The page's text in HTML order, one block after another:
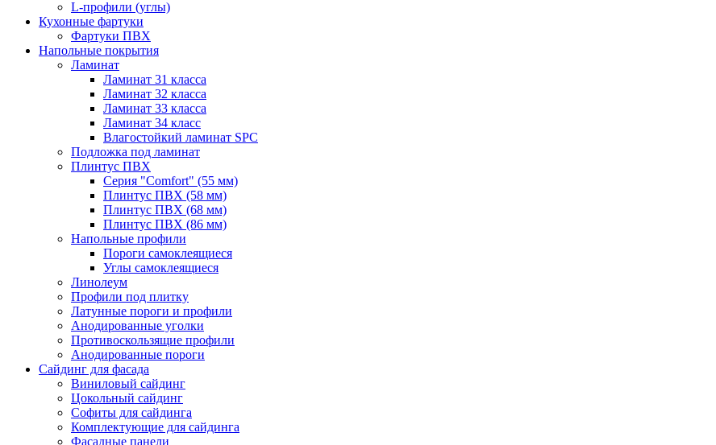
L-профили (углы)
Кухонные фартуки
Фартуки ПВХ
Напольные покрытия
Ламинат
Ламинат 31 класса
Ламинат 32 класса
Ламинат 33 класса
Ламинат 34 класс
Влагостойкий ламинат SPC
Подложка под ламинат
Плинтус ПВХ
Серия "Comfort" (55 мм)
Плинтус ПВХ (58 мм)
Плинтус ПВХ (68 мм)
Плинтус ПВХ (86 мм)
Напольные профили
Пороги самоклеящиеся
Углы самоклеящиеся
Линолеум
Профили под плитку
Латунные пороги и профили
Анодированные уголки
Противоскользящие профили
Анодированные пороги
Сайдинг для фасада
Виниловый сайдинг
Цокольный сайдинг
Софиты для сайдинга
Комплектующие для сайдинга
Фасадные панели